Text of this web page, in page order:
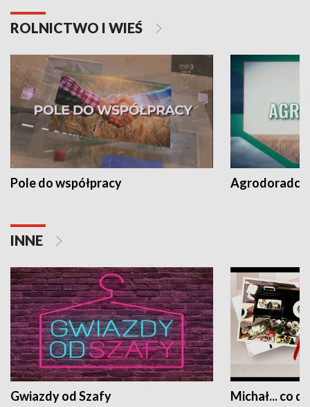
ROLNICTWO I WIEŚ
Pole do współpracy Agrodoradcy
INNE
Gwiazdy od Szafy Michał... co